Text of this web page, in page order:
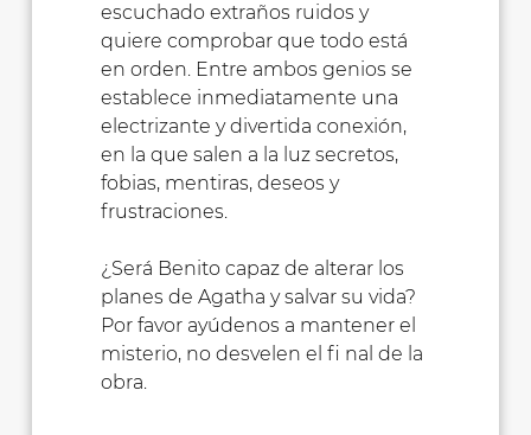
escuchado extraños ruidos y
quiere comprobar que todo está
en orden. Entre ambos genios se
establece inmediatamente una
electrizante y divertida conexión,
en la que salen a la luz secretos,
fobias, mentiras, deseos y
frustraciones.
¿Será Benito capaz de alterar los
planes de Agatha y salvar su vida?
Por favor ayúdenos a mantener el
misterio, no desvelen el fi nal de la
obra.